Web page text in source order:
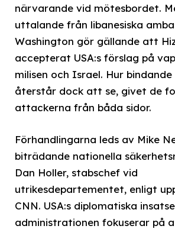
närvarande vid mötesbordet.
uttalande från libanesiska
Washington gör gällande att
accepterat USA:s förslag på
milisen och Israel. Hur
återstår dock att se, givet de
attackerna från båda sidor.
Förhandlingarna leds av Mike
biträdande nationella
Dan Holler, stabschef vid
utrikesdepartementet, enligt
CNN. USA:s diplomatiska
administrationen fokuserar på